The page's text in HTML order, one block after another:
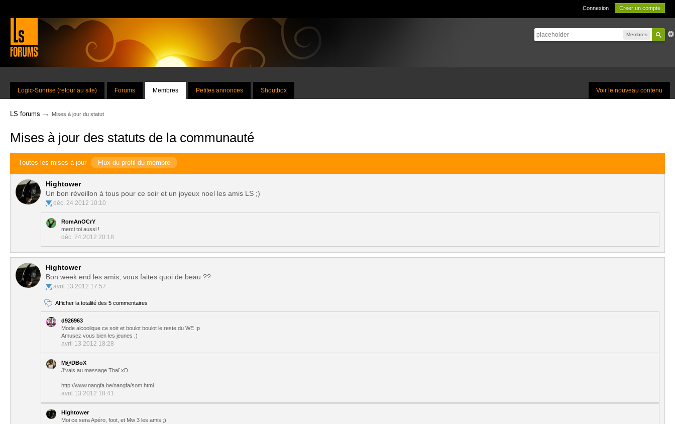
Connexion Créer un compte
Membres
Voir le nouveau contenu
Logic-Sunrise (retour au site) Forums Membres Petites annonces Shoutbox
LS forums → Mises à jour du statut
Mises à jour des statuts de la communauté
Toutes les mises à jour Flux du profil du membre
Hightower
Un bon réveillon à tous pour ce soir et un joyeux noel les amis LS ;)
déc. 24 2012 10:10
RomAnOCrY
merci toi aussi !
déc. 24 2012 20:18
Hightower
Bon week end les amis, vous faites quoi de beau ??
avril 13 2012 17:57
Afficher la totalité des 5 commentaires
d926963
Mode alcoolique ce soir et boulot boulot le reste du WE :p
Amusez vous bien les jeunes ;)
avril 13 2012 18:28
M@DBoX
J'vais au massage Thaï xD
http://www.nangfa.be/nangfa/som.html
avril 13 2012 18:41
Hightower
Moi ce sera Apéro, foot, et Mw 3 les amis ;)